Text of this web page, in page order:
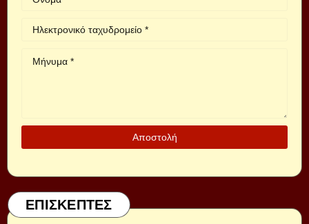
ΕΠΙΣΚΕΠΤΕΣ